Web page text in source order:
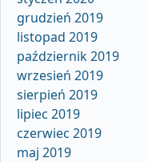
grudzień 2019
listopad 2019
październik 2019
wrzesień 2019
sierpień 2019
lipiec 2019
czerwiec 2019
maj 2019